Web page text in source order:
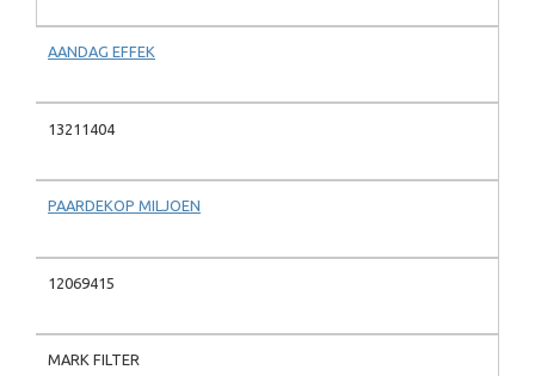
AANDAG EFFEK
13211404
PAARDEKOP MILJOEN
12069415
MARK FILTER